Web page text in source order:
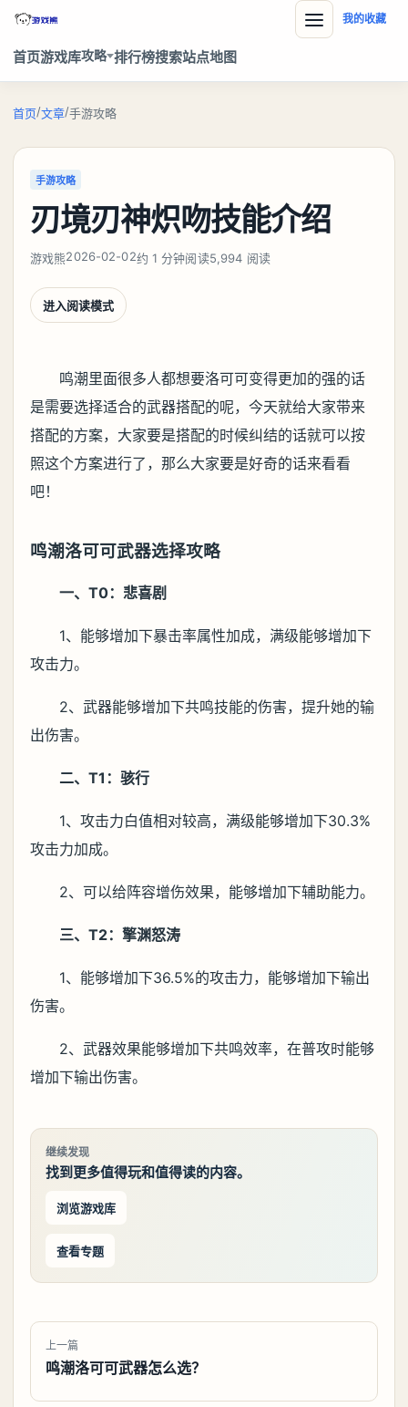
首页游戏库攻略 排行榜搜索站点地图
我的收藏
首页/文章/手游攻略
手游攻略
刃境刃神炽吻技能介绍
游戏熊2026-02-02约 1 分钟阅读5,994 阅读
进入阅读模式
鸣潮里面很多人都想要洛可可变得更加的强的话
是需要选择适合的武器搭配的呢，今天就给大家带来
搭配的方案，大家要是搭配的时候纠结的话就可以按
照这个方案进行了，那么大家要是好奇的话来看看
吧！
鸣潮洛可可武器选择攻略
一、T0：悲喜剧
1、能够增加下暴击率属性加成，满级能够增加下
攻击力。
2、武器能够增加下共鸣技能的伤害，提升她的输
出伤害。
二、T1：骇行
1、攻击力白值相对较高，满级能够增加下30.3%
攻击力加成。
2、可以给阵容增伤效果，能够增加下辅助能力。
三、T2：擎渊怒涛
1、能够增加下36.5%的攻击力，能够增加下输出
伤害。
2、武器效果能够增加下共鸣效率，在普攻时能够
增加下输出伤害。
继续发现
找到更多值得玩和值得读的内容。
浏览游戏库
查看专题
上一篇
鸣潮洛可可武器怎么选？